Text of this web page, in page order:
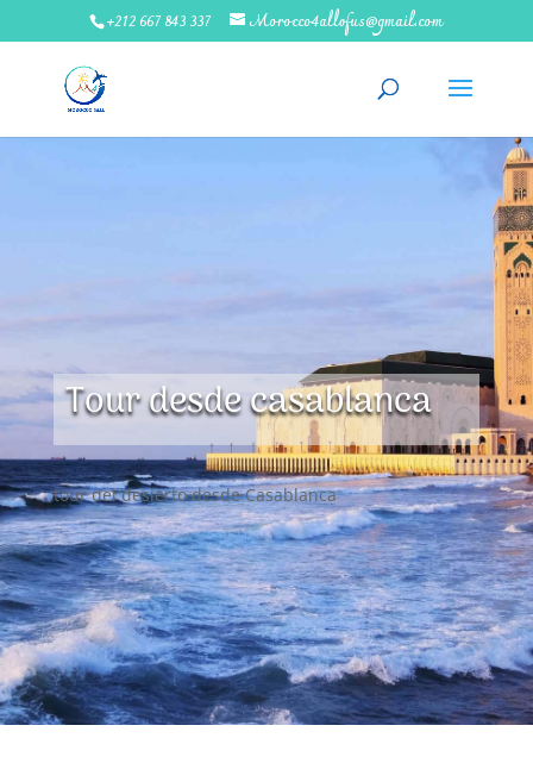
+212 667 843 337 Morocco4allofus@gmail.com
Tour desde casablanca
tour del desierto desde Casablanca